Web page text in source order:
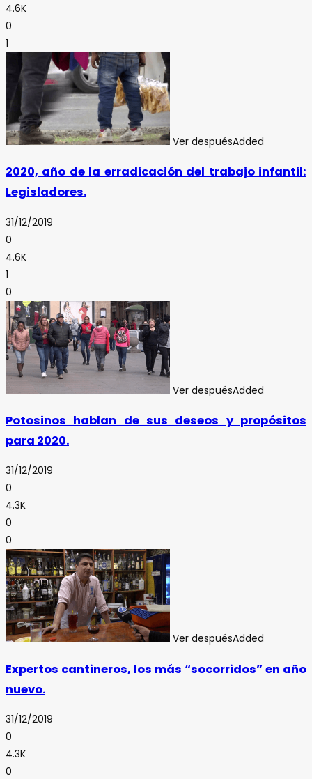
4.6K
0
1
Ver despuésAdded
2020, año de la erradicación del trabajo infantil:
Legisladores.
31/12/2019
0
4.6K
1
0
Ver despuésAdded
Potosinos hablan de sus deseos y propósitos
para 2020.
31/12/2019
0
4.3K
0
0
Ver despuésAdded
Expertos cantineros, los más “socorridos” en año
nuevo.
31/12/2019
0
4.3K
0